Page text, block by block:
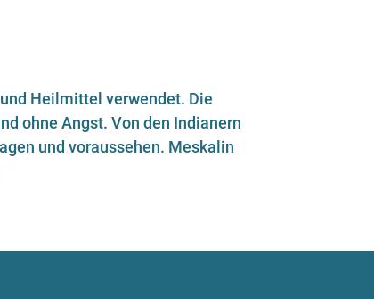
Heilmittel verwendet. Die
ohne Angst. Von den Indianern
und voraussehen. Meskalin